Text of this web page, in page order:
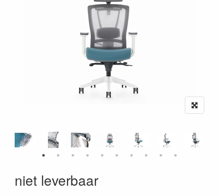
niet leverbaar